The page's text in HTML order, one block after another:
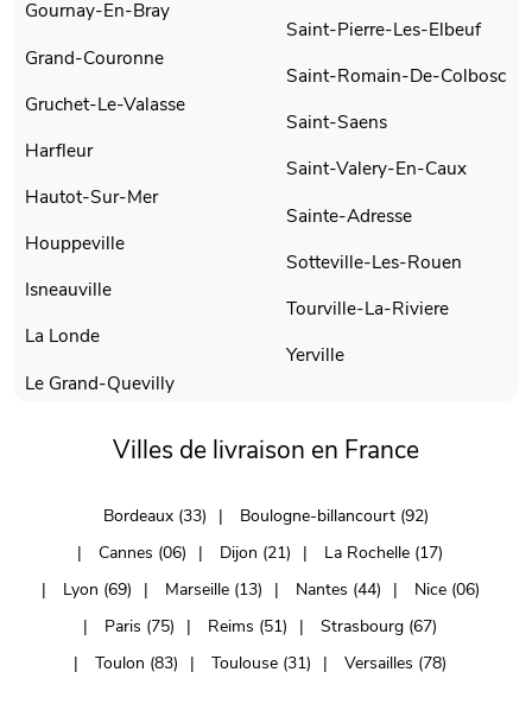
Gournay-En-Bray
Grand-Couronne
Gruchet-Le-Valasse
Harfleur
Hautot-Sur-Mer
Houppeville
Isneauville
La Londe
Le Grand-Quevilly
Saint-Pierre-Les-Elbeuf
Saint-Romain-De-Colbosc
Saint-Saens
Saint-Valery-En-Caux
Sainte-Adresse
Sotteville-Les-Rouen
Tourville-La-Riviere
Yerville
Villes de livraison en France
Bordeaux (33)
Boulogne-billancourt (92)
Cannes (06)
Dijon (21)
La Rochelle (17)
Lyon (69)
Marseille (13) Nantes (44)
Nice (06)
Paris (75)
Reims (51)
Strasbourg (67)
Toulon (83)
Toulouse (31) Versailles (78)